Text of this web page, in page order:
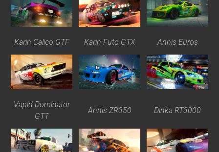
Karin Calico GTF Karin Futo GTX Annis Euros
Vapid Dominator
GTT
Annis ZR350 Dinka RT3000